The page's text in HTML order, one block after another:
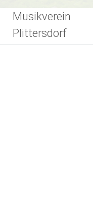
Inhalt
springen
Musikverein
Plittersdorf